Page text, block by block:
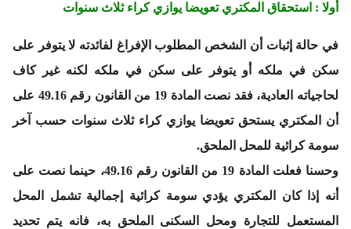
أولا : استحقاق المكتري تعويضا يوازي كراء ثلاث سنوات
في حالة إثبات أن الشخص المطلوب الإفراغ لفائدته لا يتوفر على
سكن في ملكه أو يتوفر على سكن في ملكه لكنه غير كاف
لحاجياته العادية، فقد نصت المادة 19 من القانون رقم 49.16 على
أن المكتري يستحق تعويضا يوازي كراء ثلاث سنوات حسب آخر
سومة كرائية للمحل الملحق.
وحسنا فعلت المادة 19 من القانون رقم 49.16، حينما نصت على
أنه إذا كان المكتري يؤدي سومة كرائية إجمالية تشمل المحل
المستعمل للتجارة ومحل السكنى الملحق به، فانه يتم تحديد